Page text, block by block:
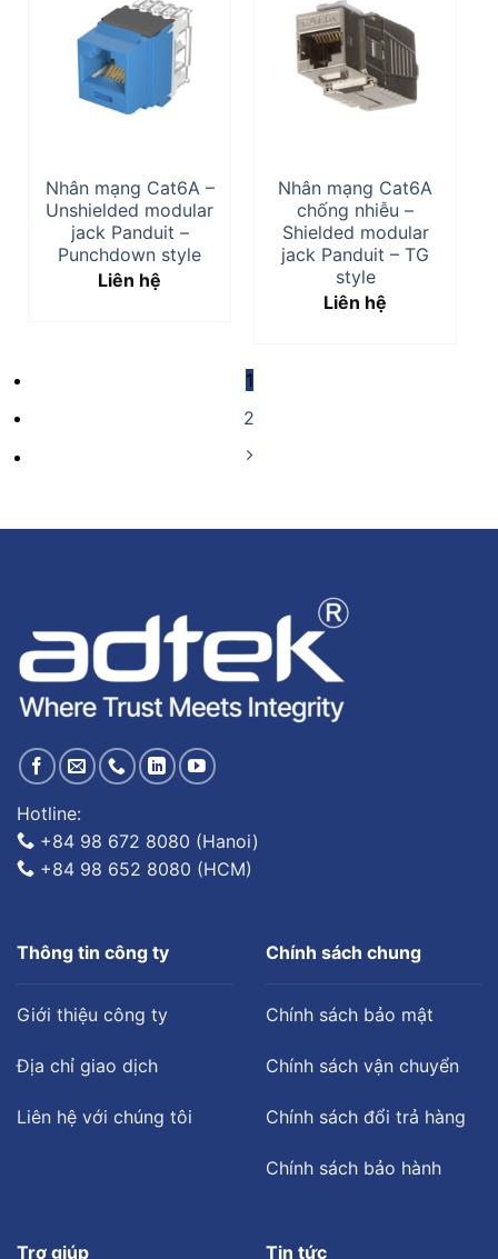
Nhân mạng Cat6A –
Unshielded modular
jack Panduit –
Punchdown style
Liên hệ
Nhân mạng Cat6A
chống nhiễu –
Shielded modular
jack Panduit – TG
style
Liên hệ
1
2
Hotline:
+84 98 672 8080 (Hanoi)
+84 98 652 8080 (HCM)
Thông tin công ty
Giới thiệu công ty
Địa chỉ giao dịch
Liên hệ với chúng tôi
Chính sách chung
Chính sách bảo mật
Chính sách vận chuyển
Chính sách đổi trả hàng
Chính sách bảo hành
Trợ giúp Tin tức